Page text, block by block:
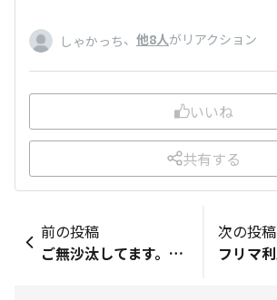
しゃかっち、 他8人がリアクション
いいね
共有する
前の投稿
ご無沙汰してます。そしてご報告…
次の投稿